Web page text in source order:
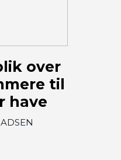
over
til
have